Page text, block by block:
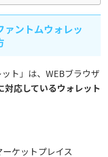
ントムウォレッ
ト」は、WEBブラウザ
応しているウォレット
ケットプレイス